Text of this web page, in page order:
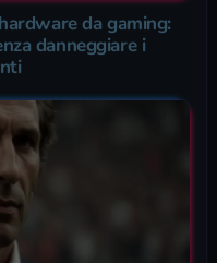
da gaming:
danneggiare i